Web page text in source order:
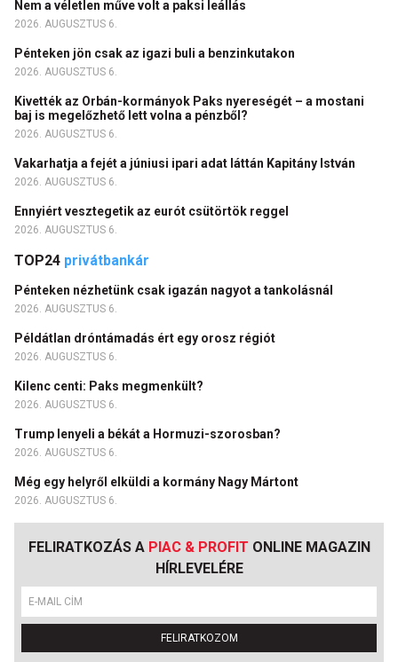
Nem a véletlen műve volt a paksi leállás
2026. AUGUSZTUS 6.
Pénteken jön csak az igazi buli a benzinkutakon
2026. AUGUSZTUS 6.
Kivették az Orbán-kormányok Paks nyereségét – a mostani
baj is megelőzhető lett volna a pénzből?
2026. AUGUSZTUS 6.
Vakarhatja a fejét a júniusi ipari adat láttán Kapitány István
2026. AUGUSZTUS 6.
Ennyiért vesztegetik az eurót csütörtök reggel
2026. AUGUSZTUS 6.
TOP24 privátbankár
Pénteken nézhetünk csak igazán nagyot a tankolásnál
2026. AUGUSZTUS 6.
Példátlan dróntámadás ért egy orosz régiót
2026. AUGUSZTUS 6.
Kilenc centi: Paks megmenkült?
2026. AUGUSZTUS 6.
Trump lenyeli a békát a Hormuzi-szorosban?
2026. AUGUSZTUS 6.
Még egy helyről elküldi a kormány Nagy Mártont
2026. AUGUSZTUS 6.
FELIRATKOZÁS A PIAC & PROFIT ONLINE MAGAZIN
HÍRLEVELÉRE
FELIRATKOZOM